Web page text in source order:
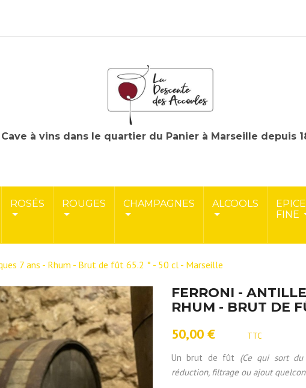
Cave à vins dans le quartier du Panier à Marseille depuis
ROSÉS ROUGES CHAMPAGNES ALCOOLS
FINE
7 ans - Rhum - Brut de fût 65.2 ° - 50 cl - Marseille
FERRONI -
RHUM - BRUT DE
50,00 € TTC
Un brut de fût (Ce qui sort
réduction, filtrage ou ajout